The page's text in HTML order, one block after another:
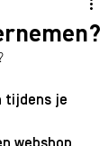
tijdens je